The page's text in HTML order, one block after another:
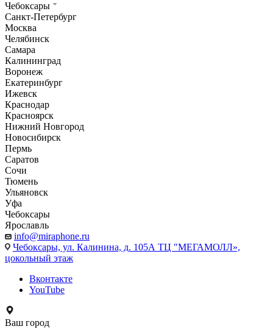
Чебоксары
Санкт-Петербург
Москва
Челябинск
Самара
Калининград
Воронеж
Екатеринбург
Ижевск
Краснодар
Красноярск
Нижний Новгород
Новосибирск
Пермь
Саратов
Сочи
Тюмень
Ульяновск
Уфа
Чебоксары
Ярославль
info@miraphone.ru
Чебоксары, ул. Калинина, д. 105А ТЦ "МЕГАМОЛЛ»,
цокольный этаж
Вконтакте
YouTube
Ваш город